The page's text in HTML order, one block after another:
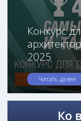
Конкурс
2025
Читать далее
Ко